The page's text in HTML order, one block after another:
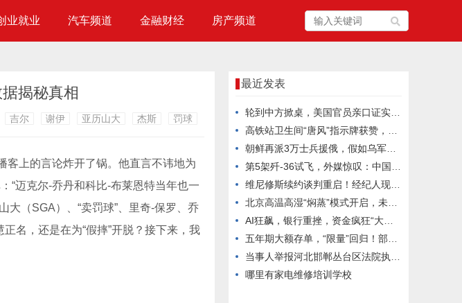
业就业 汽车频道 金融财经 房产频道
揭秘真相
吉尔 谢伊 亚历山大 杰斯 罚球
客上的言论炸开了锅。他直言不讳地为
“迈克尔-乔丹和科比-布莱恩特当年也一
大（SGA）、“卖罚球”、里奇-保罗、乔
名，还是在为“假摔”开脱？接下来，我
最近发表
轮到中方掀桌，美国官员亲口证实：中国报复手段变强，单挑打不过
高铁站卫生间“唐风”指示牌获赞，真正动人的文化表达多朴素克制
朝鲜再派3万士兵援俄，假如乌军重创他们，金正恩会向乌克兰宣战吗？
第5架歼-36试飞，外媒惊叹：中国六代机2030年服役稳了？
维尼修斯续约谈判重启！经纪人现身巴尔德贝巴斯引发关注
北京高温高湿“焖蒸”模式开启，未来三天注意防暑
AI狂飙，银行重挫，资金疯狂“大挪移”
五年期大额存单，“限量”回归！部分银行已售罄
当事人举报河北邯郸丛台区法院执行局长低俗骚扰并索贿，官方通报：不当言论通话录音确系其本人，已停职处理
哪里有家电维修培训学校